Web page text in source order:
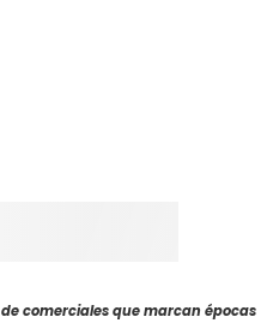
de comerciales que marcan épocas